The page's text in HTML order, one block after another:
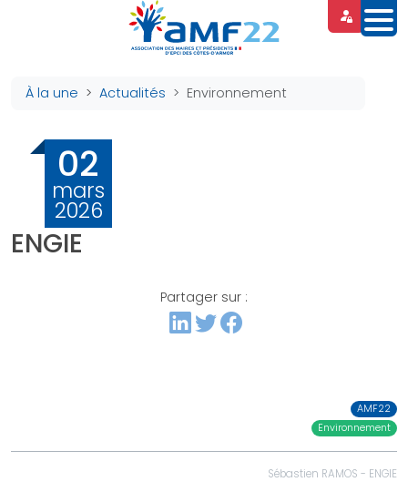
À la une Actualités Environnement
02
mars
2026
ENGIE
Partager sur :
AMF22
Environnement
Sébastien RAMOS - ENGIE
Panneau de gestion des cookies